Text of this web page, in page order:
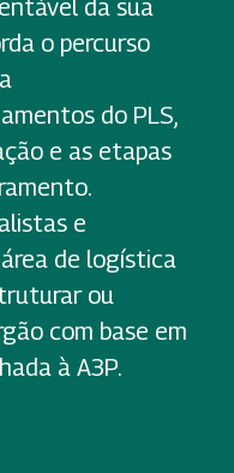
da sua
o percurso
do PLS,
e as etapas
e
de logística
ou
com base em
à A3P.